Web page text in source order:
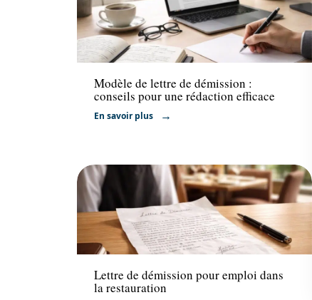
Emploi
Modèle de lettre de démission :
conseils pour une rédaction efficace
En savoir plus
Entreprise
Lettre de démission pour emploi dans
la restauration